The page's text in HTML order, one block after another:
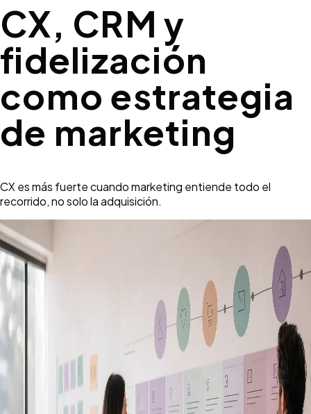
CX, CRM y
fidelización
como estrategia
de marketing
CX es más fuerte cuando marketing entiende todo el
recorrido, no solo la adquisición.